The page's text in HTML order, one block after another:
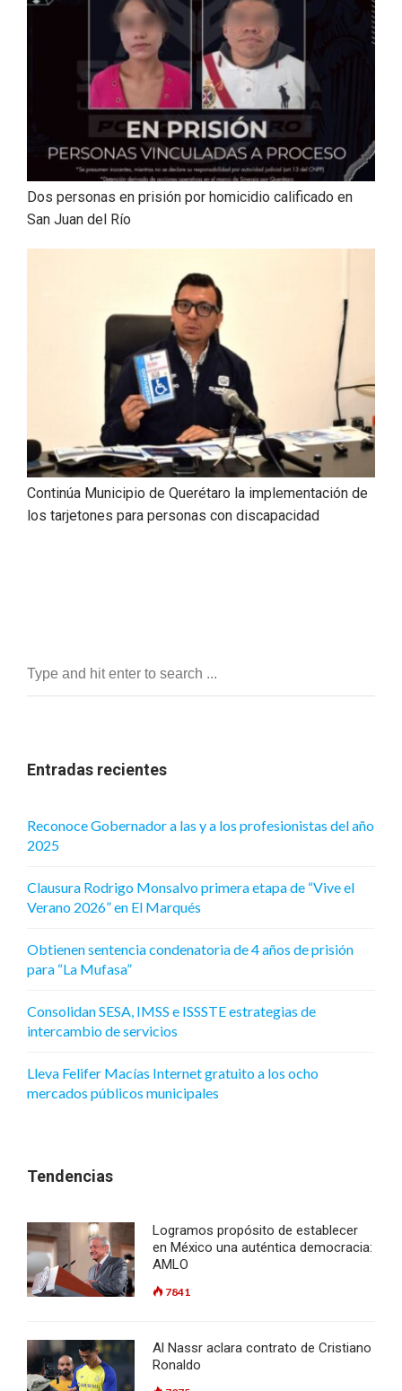
Dos personas en prisión por homicidio calificado en
San Juan del Río
Continúa Municipio de Querétaro la implementación de
los tarjetones para personas con discapacidad
Entradas recientes
Reconoce Gobernador a las y a los profesionistas del año
2025
Clausura Rodrigo Monsalvo primera etapa de “Vive el
Verano 2026” en El Marqués
Obtienen sentencia condenatoria de 4 años de prisión
para “La Mufasa”
Consolidan SESA, IMSS e ISSSTE estrategias de
intercambio de servicios
Lleva Felifer Macías Internet gratuito a los ocho
mercados públicos municipales
Tendencias
Logramos propósito de establecer
en México una auténtica democracia:
AMLO
7841
Al Nassr aclara contrato de Cristiano
Ronaldo